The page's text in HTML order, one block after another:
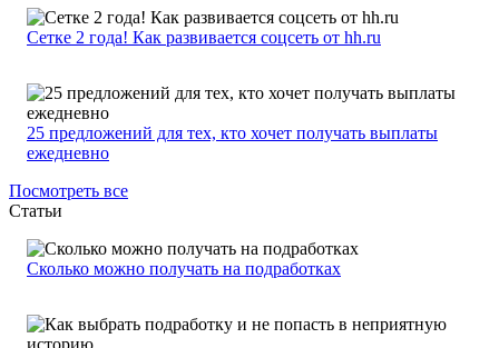
Сетке 2 года! Как развивается соцсеть от hh.ru
25 предложений для тех, кто хочет получать выплаты
ежедневно
Посмотреть все
Статьи
Сколько можно получать на подработках